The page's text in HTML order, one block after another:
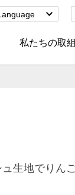
(Corporate)私たちの取
生地でりん